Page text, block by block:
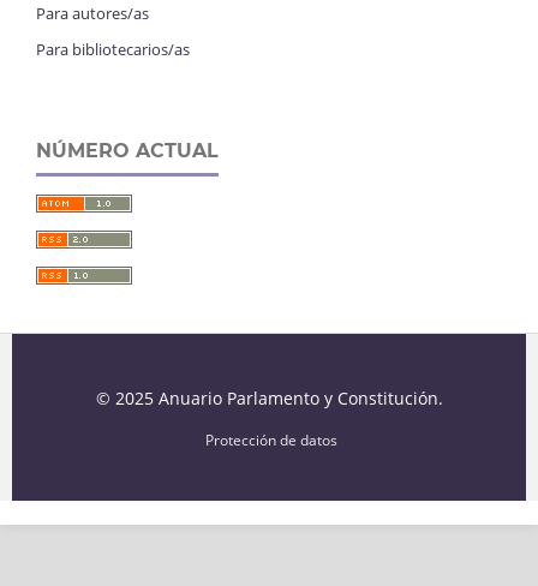
Para autores/as
Para bibliotecarios/as
NÚMERO ACTUAL
© 2025 Anuario Parlamento y Constitución.
Protección de datos